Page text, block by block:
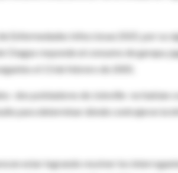
Enfermedades Infecciosas (ISID, por su
Chagas responde al consumo de garapa,
el 13 de febrero de 2005.
-dos pobladores de Joinville- no habían
para determinar dónde contrajeron la
estar logrando resolver los